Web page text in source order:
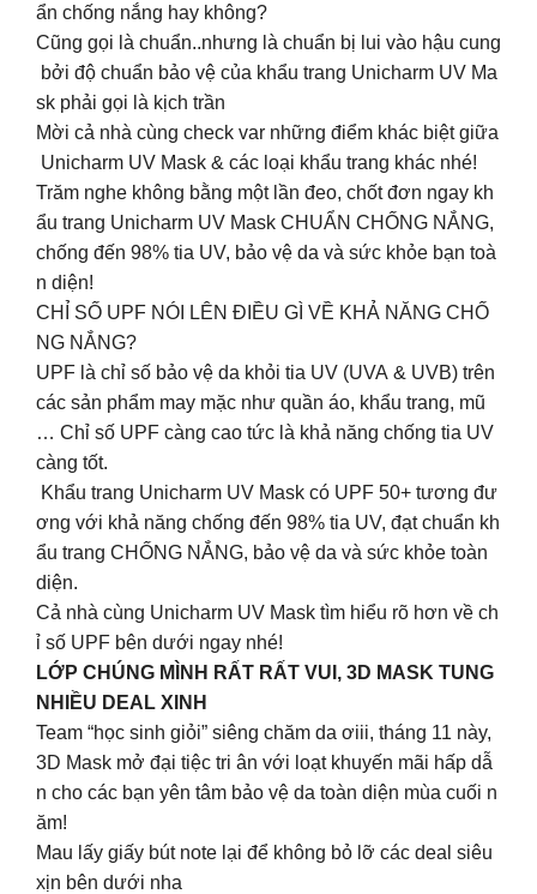
ẩn chống nắng hay không?
Cũng gọi là chuẩn..nhưng là chuẩn bị lui vào hậu cung
bởi độ chuẩn bảo vệ của khẩu trang Unicharm UV Ma
sk phải gọi là kịch trần
Mời cả nhà cùng check var những điểm khác biệt giữa
Unicharm UV Mask & các loại khẩu trang khác nhé!
Trăm nghe không bằng một lần đeo, chốt đơn ngay kh
ẩu trang Unicharm UV Mask CHUẨN CHỐNG NẮNG,
chống đến 98% tia UV, bảo vệ da và sức khỏe bạn toà
n diện!
CHỈ SỐ UPF NÓI LÊN ĐIỀU GÌ VỀ KHẢ NĂNG CHỐ
NG NẮNG?
UPF là chỉ số bảo vệ da khỏi tia UV (UVA & UVB) trên
các sản phẩm may mặc như quần áo, khẩu trang, mũ
… Chỉ số UPF càng cao tức là khả năng chống tia UV
càng tốt.
Khẩu trang Unicharm UV Mask có UPF 50+ tương đư
ơng với khả năng chống đến 98% tia UV, đạt chuẩn kh
ẩu trang CHỐNG NẮNG, bảo vệ da và sức khỏe toàn
diện.
Cả nhà cùng Unicharm UV Mask tìm hiểu rõ hơn về ch
ỉ số UPF bên dưới ngay nhé!
LỚP CHÚNG MÌNH RẤT RẤT VUI, 3D MASK TUNG
NHIỀU DEAL XINH
Team “học sinh giỏi” siêng chăm da ơiii, tháng 11 này,
3D Mask mở đại tiệc tri ân với loạt khuyến mãi hấp dẫ
n cho các bạn yên tâm bảo vệ da toàn diện mùa cuối n
ăm!
Mau lấy giấy bút note lại để không bỏ lỡ các deal siêu
xịn bên dưới nha